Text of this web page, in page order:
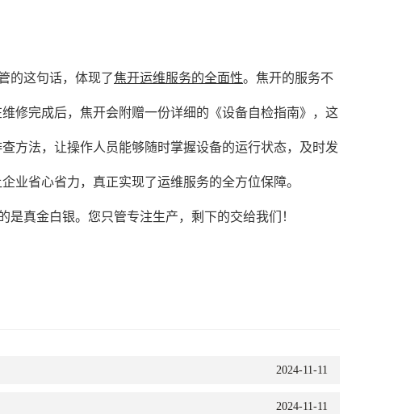
的这句话，体现了焦开运维服务的全面性。焦开的服务不
修完成后，焦开会附赠一份详细的《设备自检指南》，这
方法，让操作人员能够随时掌握设备的运行状态，及时发
业省心省力，真正实现了运维服务的全方位保障。
真金白银。您只管专注生产，剩下的交给我们！
2024-11-11
2024-11-11